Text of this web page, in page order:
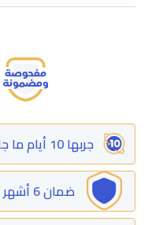
جربها 10 أيام ما جازتلك رجعها
ضمان 6 أشهر أو 10 آلاف كم قابل للترقية